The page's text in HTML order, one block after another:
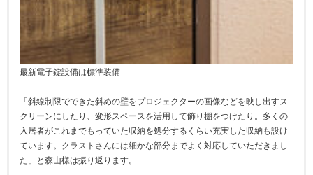
最新電子錠設備は標準装備
「斜線制限でできた斜めの壁をプロジェクターの画像などを映し出すス
クリーンにしたり、変形スペースを活用して飾り棚をつけたり。多くの
入居者がこれまでもっていた収納を処分するくらい充実した収納も設け
ています。クラストさんには細かな部分までよく対応していただきまし
た」と森山様は振り返ります。